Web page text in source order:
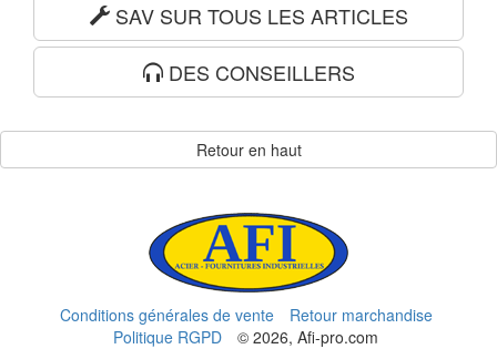
SAV SUR TOUS LES ARTICLES
DES CONSEILLERS
Retour en haut
Conditions générales de vente
Retour marchandise
Politique RGPD
© 2026, Afi-pro.com